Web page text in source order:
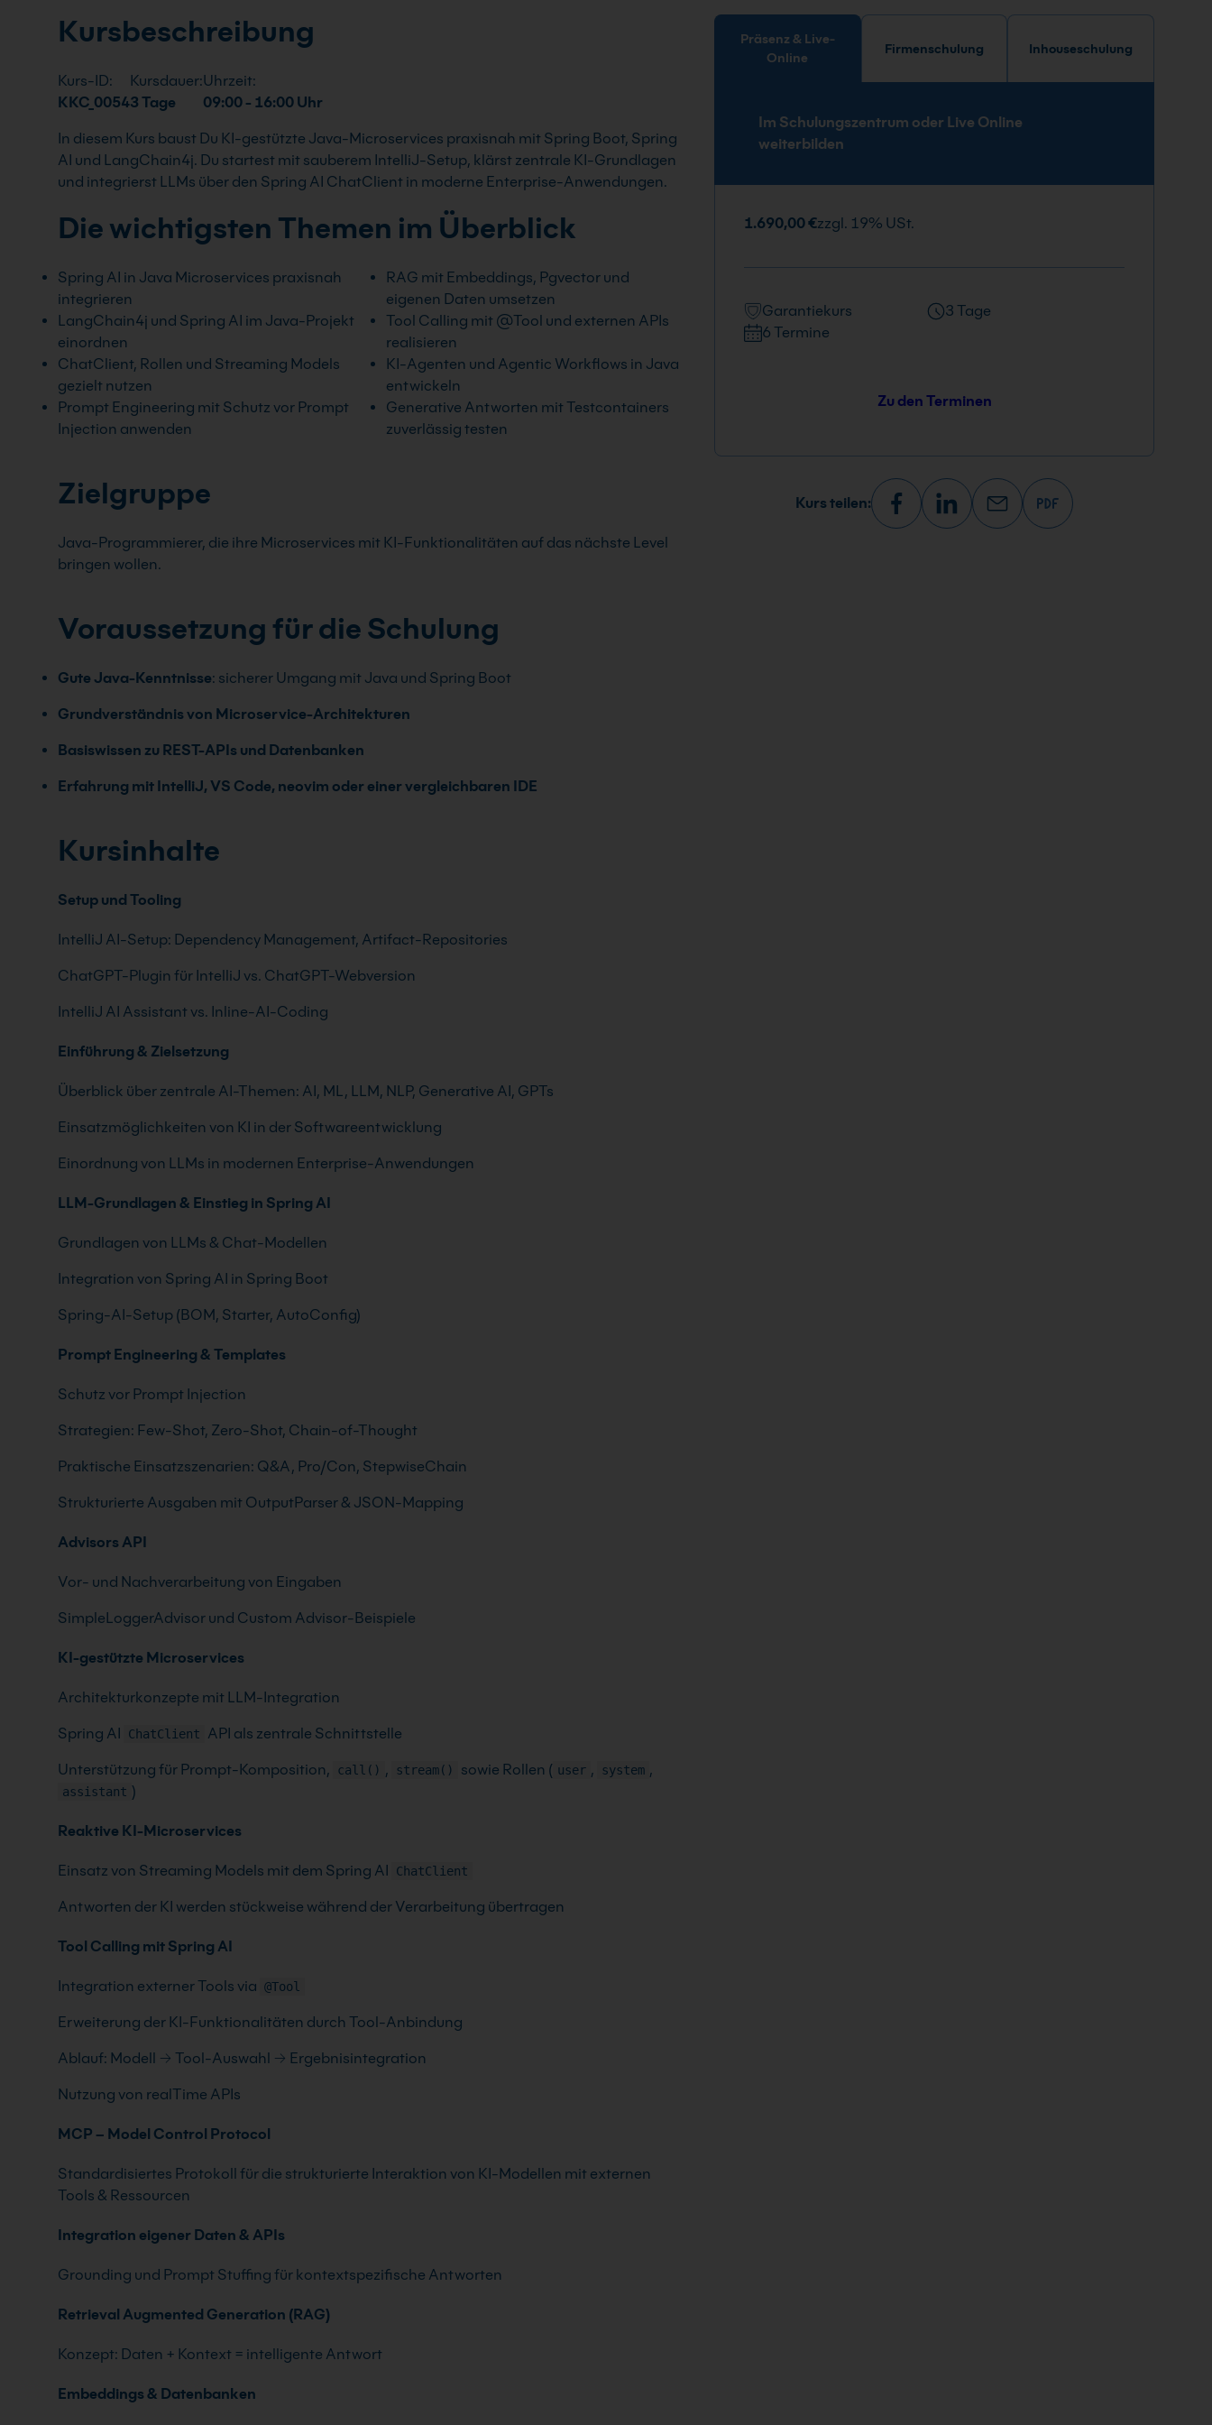
Präsenz & Live-
Online
Firmenschulung Inhouseschulung
Im Schulungszentrum oder Live Online
weiterbilden
1.690,00 €zzgl. 19% USt.
Garantiekurs
3 Tage
6 Termine
Zu den Terminen
Kurs teilen:
Kursbeschreibung
Kurs-ID:
KKC_0054
Kursdauer:
3 Tage
Uhrzeit:
09:00 - 16:00 Uhr
In diesem Kurs baust Du KI-gestützte Java-Microservices praxisnah mit Spring Boot, Spring
AI und LangChain4j. Du startest mit sauberem IntelliJ-Setup, klärst zentrale KI-Grundlagen
und integrierst LLMs über den Spring AI ChatClient in moderne Enterprise-Anwendungen.
Die wichtigsten Themen im Überblick
Spring AI in Java Microservices praxisnah
integrieren
LangChain4j und Spring AI im Java-Projekt
einordnen
ChatClient, Rollen und Streaming Models
gezielt nutzen
Prompt Engineering mit Schutz vor Prompt
Injection anwenden
RAG mit Embeddings, Pgvector und
eigenen Daten umsetzen
Tool Calling mit @Tool und externen APIs
realisieren
KI-Agenten und Agentic Workflows in Java
entwickeln
Generative Antworten mit Testcontainers
zuverlässig testen
Zielgruppe
Java-Programmierer, die ihre Microservices mit KI-Funktionalitäten auf das nächste Level
bringen wollen.
Voraussetzung für die Schulung
Gute Java-Kenntnisse: sicherer Umgang mit Java und Spring Boot
Grundverständnis von Microservice-Architekturen
Basiswissen zu REST-APIs und Datenbanken
Erfahrung mit IntelliJ, VS Code, neovim oder einer vergleichbaren IDE
Kursinhalte
Setup und Tooling
IntelliJ AI-Setup: Dependency Management, Artifact-Repositories
ChatGPT-Plugin für IntelliJ vs. ChatGPT-Webversion
IntelliJ AI Assistant vs. Inline-AI-Coding
Einführung & Zielsetzung
Überblick über zentrale AI-Themen: AI, ML, LLM, NLP, Generative AI, GPTs
Einsatzmöglichkeiten von KI in der Softwareentwicklung
Einordnung von LLMs in modernen Enterprise-Anwendungen
LLM-Grundlagen & Einstieg in Spring AI
Grundlagen von LLMs & Chat-Modellen
Integration von Spring AI in Spring Boot
Spring-AI-Setup (BOM, Starter, AutoConfig)
Prompt Engineering & Templates
Schutz vor Prompt Injection
Strategien: Few-Shot, Zero-Shot, Chain-of-Thought
Praktische Einsatzszenarien: Q&A, Pro/Con, StepwiseChain
Strukturierte Ausgaben mit OutputParser & JSON-Mapping
Advisors API
Vor- und Nachverarbeitung von Eingaben
SimpleLoggerAdvisor und Custom Advisor-Beispiele
KI-gestützte Microservices
Architekturkonzepte mit LLM-Integration
Spring AI ChatClient API als zentrale Schnittstelle
Unterstützung für Prompt-Komposition, call() , stream() sowie Rollen ( user , system ,
assistant )
Reaktive KI-Microservices
Einsatz von Streaming Models mit dem Spring AI ChatClient
Antworten der KI werden stückweise während der Verarbeitung übertragen
Tool Calling mit Spring AI
Integration externer Tools via @Tool
Erweiterung der KI-Funktionalitäten durch Tool-Anbindung
Ablauf: Modell → Tool-Auswahl → Ergebnisintegration
Nutzung von realTime APIs
MCP – Model Control Protocol
Standardisiertes Protokoll für die strukturierte Interaktion von KI-Modellen mit externen
Tools & Ressourcen
Integration eigener Daten & APIs
Grounding und Prompt Stuffing für kontextspezifische Antworten
Retrieval Augmented Generation (RAG)
Konzept: Daten + Kontext = intelligente Antwort
Embeddings & Datenbanken